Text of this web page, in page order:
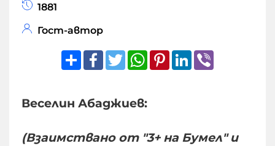
1881
Гост-автор
ShareFacebook
TwitterWhatsApp
Pinterest
LinkedIn
Веселин Абаджиев:
(Взаимствано от "3+ на Бумел" и